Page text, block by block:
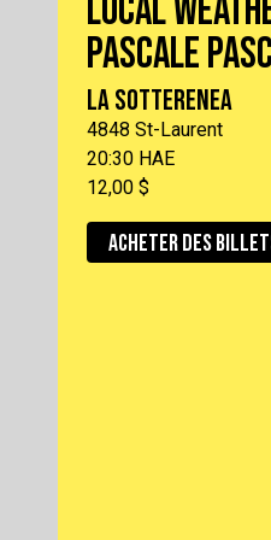
LOCAL
PASCALE
LA SOTTERENEA
4848 St-Laurent
20:30 HAE
12,00 $
ACHETER DES